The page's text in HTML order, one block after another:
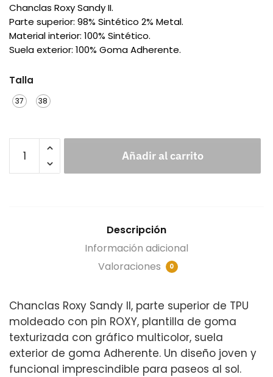
Chanclas Roxy Sandy II.
Parte superior: 98% Sintético 2% Metal.
Material interior: 100% Sintético.
Suela exterior: 100% Goma Adherente.
Talla
37 38
Añadir al carrito
Descripción
Información adicional
Valoraciones
0
Chanclas Roxy Sandy II, parte superior de TPU
moldeado con pin ROXY, plantilla de goma
texturizada con gráfico multicolor, suela
exterior de goma Adherente. Un diseño joven y
funcional imprescindible para paseos al sol.